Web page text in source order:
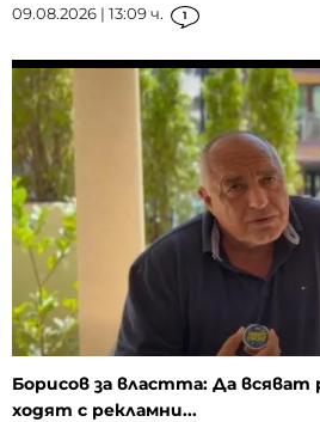
09.08.2026 | 13:09 ч. 1
Борисов за властта: Да всяват
ходят с рекламни...